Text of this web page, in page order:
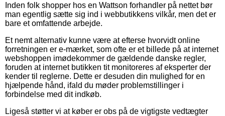
Inden folk shopper hos en Wattson forhandler på nettet bør
man egentlig sætte sig ind i webbutikkens vilkår, men det er
bare et omfattende arbejde.
Et nemt alternativ kunne være at efterse hvorvidt online
forretningen er e-mærket, som ofte er et billede på at internet
webshoppen imødekommer de gældende danske regler,
foruden at internet butikken tit monitoreres af eksperter der
kender til reglerne. Dette er desuden din mulighed for en
hjælpende hånd, ifald du møder problemstillinger i
forbindelse med dit indkøb.
Ligeså støtter vi at køber er obs på de vigtigste vedtægter